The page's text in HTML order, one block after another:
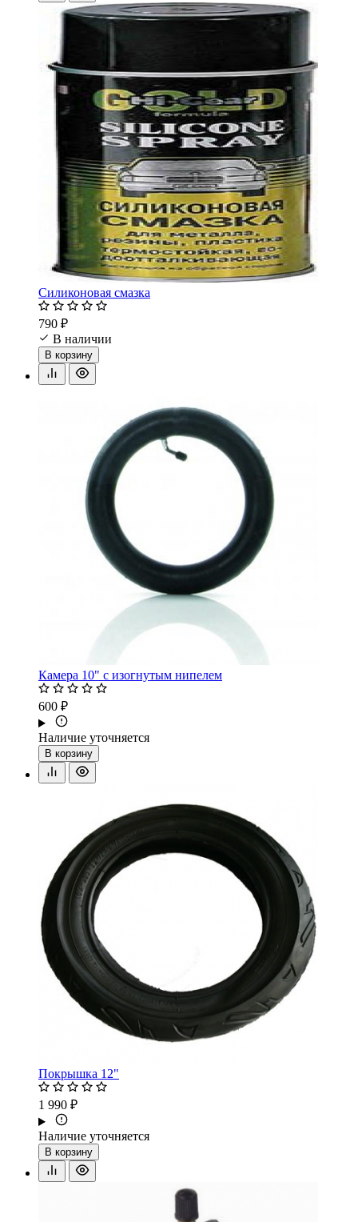
Силиконовая смазка
790 ₽
В наличии
В корзину
Камера 10" с изогнутым нипелем
600 ₽
Наличие уточняется
В корзину
Покрышка 12"
1 990 ₽
Наличие уточняется
В корзину